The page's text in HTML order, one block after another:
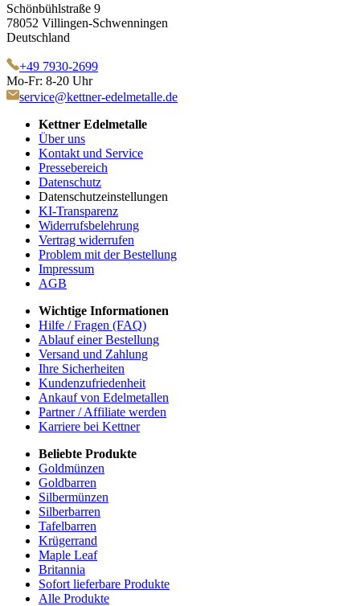
Schönbühlstraße 9
78052 Villingen-Schwenningen
Deutschland
+49 7930-2699
Mo-Fr: 8-20 Uhr
service@kettner-edelmetalle.de
Kettner Edelmetalle
Über uns
Kontakt und Service
Pressebereich
Datenschutz
Datenschutzeinstellungen
KI-Transparenz
Widerrufsbelehrung
Vertrag widerrufen
Problem mit der Bestellung
Impressum
AGB
Wichtige Informationen
Hilfe / Fragen (FAQ)
Ablauf einer Bestellung
Versand und Zahlung
Ihre Sicherheiten
Kundenzufriedenheit
Ankauf von Edelmetallen
Partner / Affiliate werden
Karriere bei Kettner
Beliebte Produkte
Goldmünzen
Goldbarren
Silbermünzen
Silberbarren
Tafelbarren
Krügerrand
Maple Leaf
Britannia
Sofort lieferbare Produkte
Alle Produkte